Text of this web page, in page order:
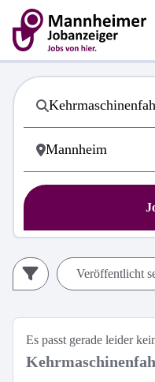
Veröffentlicht
Es passt gerade leider